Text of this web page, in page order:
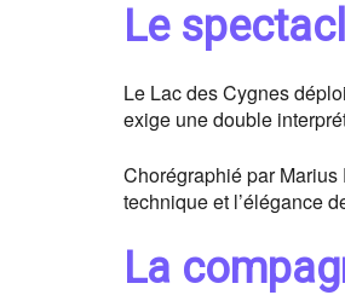
Le
Le Lac des Cygnes
exige une double
Chorégraphié par
technique et l’élégance
La